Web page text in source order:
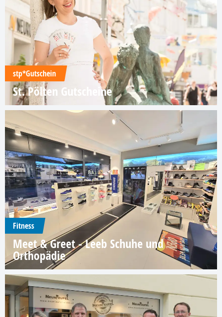
stp*Gutschein
St. Pölten Gutscheine
Fitness
Meet & Greet - Leeb Schuhe und
Orthopädie